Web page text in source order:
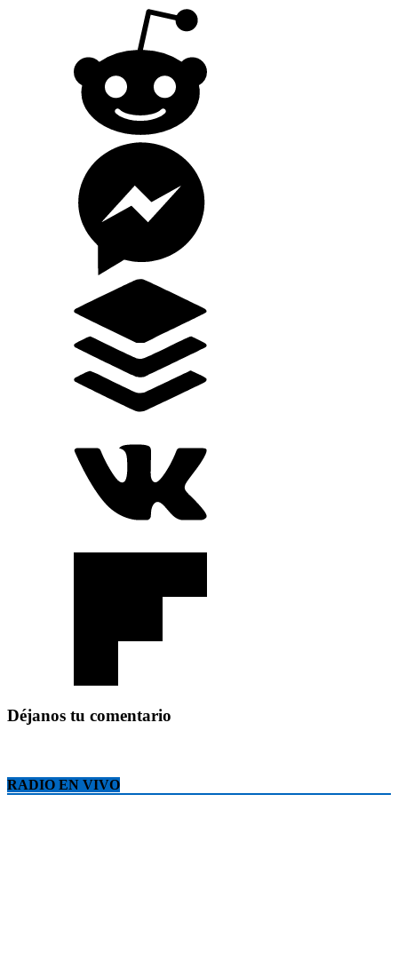
Déjanos tu comentario
RADIO EN VIVO